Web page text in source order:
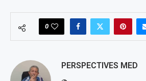
0
PERSPECTIVES MED